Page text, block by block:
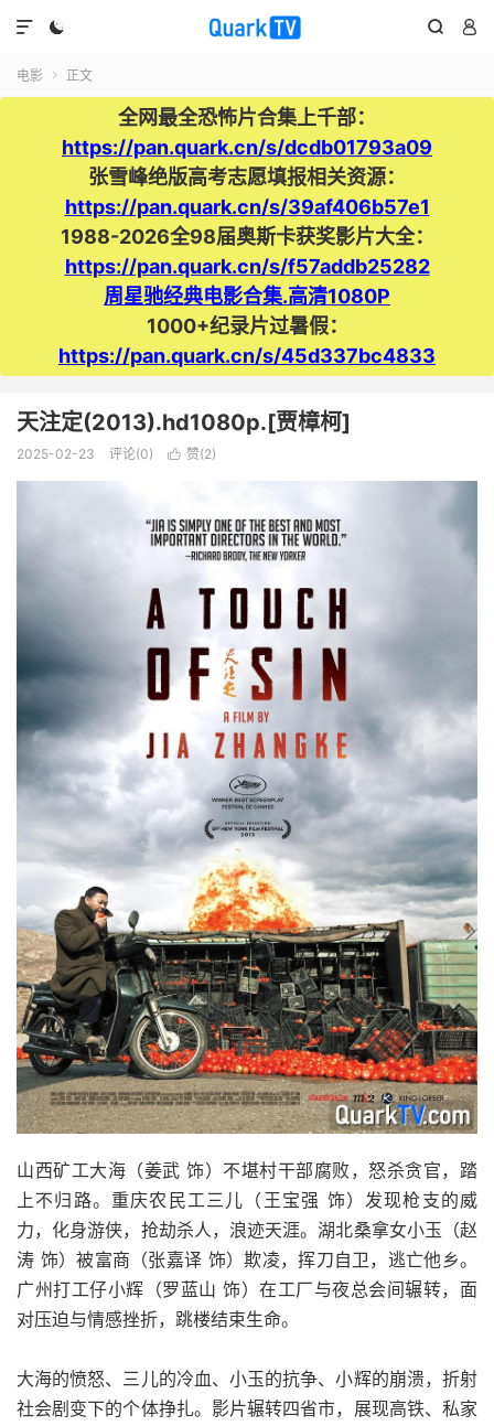
  

电影  正文
全网最全恐怖片合集上千部：
https://pan.quark.cn/s/dcdb01793a09
张雪峰绝版高考志愿填报相关资源：
https://pan.quark.cn/s/39af406b57e1
1988-2026全98届奥斯卡获奖影片大全：
https://pan.quark.cn/s/f57addb25282
周星驰经典电影合集.高清1080P
1000+纪录片过暑假：
https://pan.quark.cn/s/45d337bc4833
天注定(2013).hd1080p.[贾樟柯]
2025-02-23 评论(0)  赞(2)
山西矿工大海（姜武 饰）不堪村干部腐败，怒杀贪官，踏
上不归路。重庆农民工三儿（王宝强 饰）发现枪支的威
力，化身游侠，抢劫杀人，浪迹天涯。湖北桑拿女小玉（赵
涛 饰）被富商（张嘉译 饰）欺凌，挥刀自卫，逃亡他乡。
广州打工仔小辉（罗蓝山 饰）在工厂与夜总会间辗转，面
对压迫与情感挫折，跳楼结束生命。
大海的愤怒、三儿的冷血、小玉的抗争、小辉的崩溃，折射
社会剧变下的个体挣扎。影片辗转四省市，展现高铁、私家